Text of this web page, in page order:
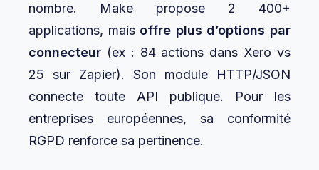
nombre. Make propose 2 400+
applications, mais offre plus d’options par
connecteur (ex : 84 actions dans Xero vs
25 sur Zapier). Son module HTTP/JSON
connecte toute API publique. Pour les
entreprises européennes, sa conformité
RGPD renforce sa pertinence.